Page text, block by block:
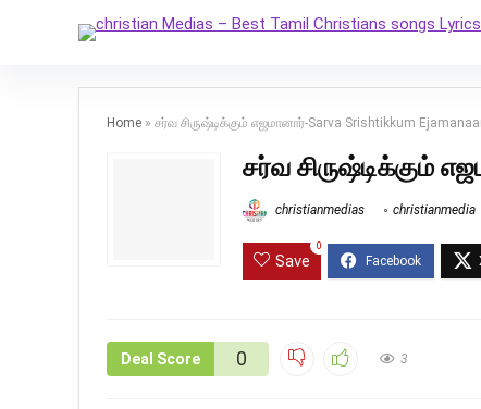
Home » சர்வ சிருஷ்டிக்கும் எஜமானார்-Sarva Srishtikkum
சர்வ சிருஷ்டிக்கும்
christianmedias christianmedia
Save
0
Deal Score 0 3